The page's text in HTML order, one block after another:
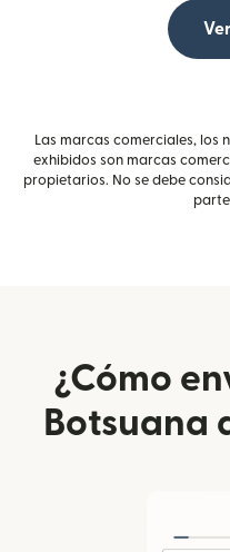
Las marcas comerciales,
exhibidos son marcas
propietarios. No se debe
parte
¿Cómo
Botsuana